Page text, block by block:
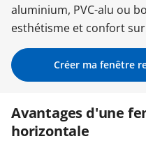
Protections
Garages &
Clôtures et
aluminium, PVC-alu ou
esthétisme et confort
Créer ma fenêtre
Avantages d'une
horizontale